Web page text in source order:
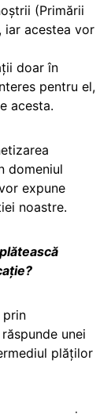
(Primării
iar acestea vor
doar în
pentru el,
acesta.
domeniul
expune
noastre.
prin
unei
plăților